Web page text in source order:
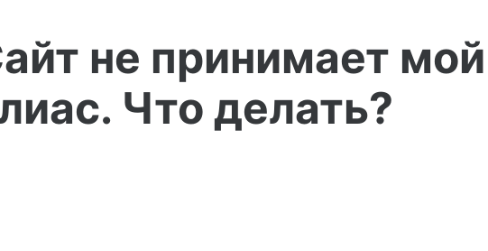
не принимает мой
Что делать?